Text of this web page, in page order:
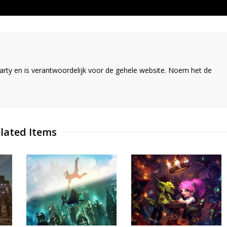
en is verantwoordelijk voor de gehele website. Noem het de
Items